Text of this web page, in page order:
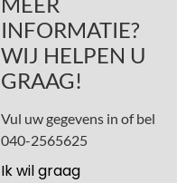
INFORMATIE?
WIJ HELPEN U
GRAAG!
Vul uw gegevens in of bel
040-2565625
Ik wil graag